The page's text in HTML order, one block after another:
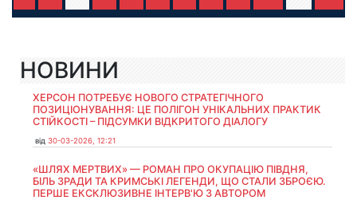
НОВИНИ
ХЕРСОН ПОТРЕБУЄ НОВОГО СТРАТЕГІЧНОГО
ПОЗИЦІОНУВАННЯ: ЦЕ ПОЛІГОН УНІКАЛЬНИХ ПРАКТИК
СТІЙКОСТІ – ПІДСУМКИ ВІДКРИТОГО ДІАЛОГУ
від 30-03-2026, 12:21
«ШЛЯХ МЕРТВИХ» — РОМАН ПРО ОКУПАЦІЮ ПІВДНЯ,
БІЛЬ ЗРАДИ ТА КРИМСЬКІ ЛЕГЕНДИ, ЩО СТАЛИ ЗБРОЄЮ.
ПЕРШЕ ЕКСКЛЮЗИВНЕ ІНТЕРВ'Ю З АВТОРОМ